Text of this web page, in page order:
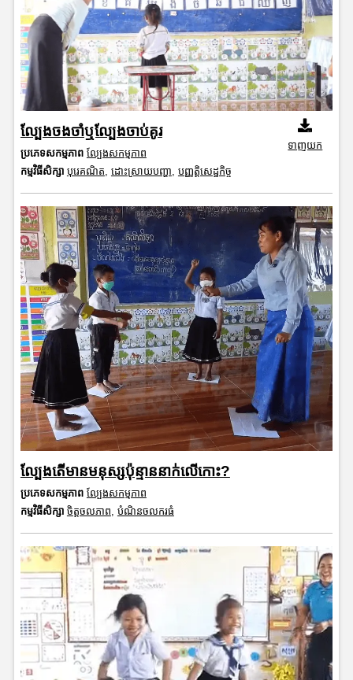
ល្បែងចងចាំឬល្បែងចាប់គូរ
ប្រភេទសកម្មភាព ល្បែងសកម្មភាព
កម្មវិធីសិក្សា បុរេគណិត ដោះស្រាយបញ្ហា បញ្ញត្តិសេដ្ឋកិច្ច
ទាញយក
ល្បែងតើមានមនុស្សប៉ុន្មាននាក់លើកោះ?
ប្រភេទសកម្មភាព ល្បែងសកម្មភាព
កម្មវិធីសិក្សា ចិត្តចលភាព, បំណិនចលករធំ